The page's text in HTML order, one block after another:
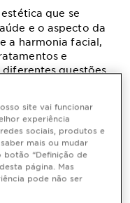
que se
e o aspecto da
a harmonia facial,
e
questões
anos nossa pele
elastina , além de
solar, poluição
fatores que
firmeza,
site vai funcionar
experiência
sociais, produtos e
mais ou mudar
botão “Definição de
página. Mas
pode não ser